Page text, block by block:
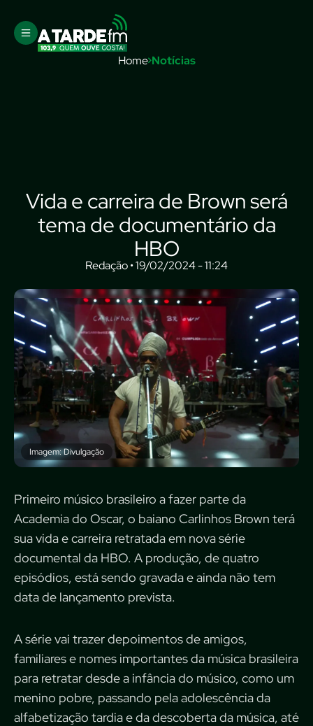
Home Notícias
Vida e carreira de Brown será
tema de documentário da
HBO
Redação • 19/02/2024 - 11:24
Imagem: Divulgação
Primeiro músico brasileiro a fazer parte da
Academia do Oscar, o baiano Carlinhos Brown terá
sua vida e carreira retratada em nova série
documental da HBO. A produção, de quatro
episódios, está sendo gravada e ainda não tem
data de lançamento prevista.
A série vai trazer depoimentos de amigos,
familiares e nomes importantes da música brasileira
para retratar desde a infância do músico, como um
menino pobre, passando pela adolescência da
alfabetização tardia e da descoberta da música, até